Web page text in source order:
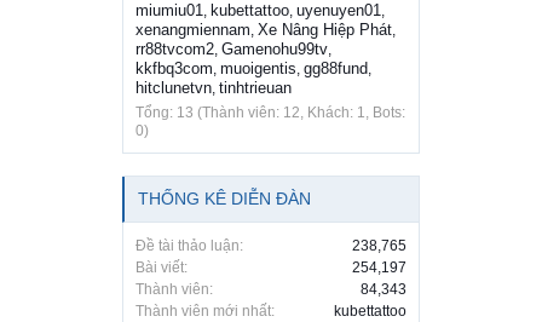
miumiu01, kubettattoo, uyenuyen01,
xenangmiennam, Xe Nâng Hiệp Phát,
rr88tvcom2, Gamenohu99tv,
kkfbq3com, muoigentis, gg88fund,
hitclunetvn, tinhtrieuan
Tổng: 13 (Thành viên: 12, Khách: 1, Bots:
0)
THỐNG KÊ DIỄN ĐÀN
Đề tài thảo luận:
238,765
Bài viết:
254,197
Thành viên:
84,343
Thành viên mới nhất:
kubettattoo